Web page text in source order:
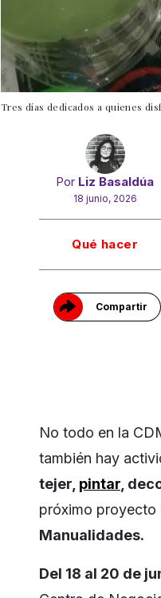
Tres días dedicados a quienes
Por Liz Basaldúa
18 junio, 2026
Qué hacer
Compartir
No todo en la
también hay
tejer, pintar ,
próximo proyecto
Manualidades.
Del 18 al 20 de